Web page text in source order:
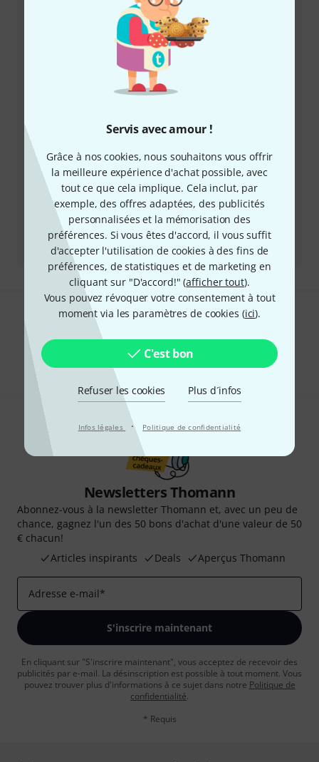
Servis avec amour !
Grâce à nos cookies, nous souhaitons vous offrir
la meilleure expérience d'achat possible, avec
tout ce que cela implique. Cela inclut, par
exemple, des offres adaptées, des publicités
personnalisées et la mémorisation des
préférences. Si vous êtes d'accord, il vous suffit
d'accepter l'utilisation de cookies à des fins de
préférences, de statistiques et de marketing en
cliquant sur "D'accord!" (afficher tout).
Vous pouvez révoquer votre consentement à tout
moment via les paramètres de cookies (ici).
C'est bon
Refuser les cookies Plus d´infos
Infos légales · Politique de confidentialité
d'éventuels problèmes après achat.
Préparer le numéro client
Horaires d'ouverture (CEST - Heure
d'été d'Europe centrale)
Demander un rappel téléphonique
Plus d'options de contact
Retourner un produit
Tous les interlocuteurs
Aimez-vous ce que vous voyez ?
Aide et commentaires
Newsletters Thomann
Abonnez-vous à la newsletter Thomann et, avec un peu de
chance, gagnez l'un des 50 bons d'achat d'une valeur de 50
€ chacun!
Articles inspirants
Deals Aperçus Thomann
Adresse e-mail*
S'inscrire maintenant
En cliquant sur "S'inscrire maintenant", vous acceptez de recevoir des
publicités par e-mail. La désinscription est possible à tout moment. Vous
pouvez trouver plus d'informations à ce sujet dans notre Politique de
confidentialité.
* Requis